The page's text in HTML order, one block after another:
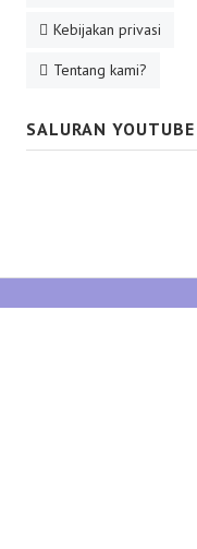
Kebijakan privasi
Tentang kami?
SALURAN YOUTUBE